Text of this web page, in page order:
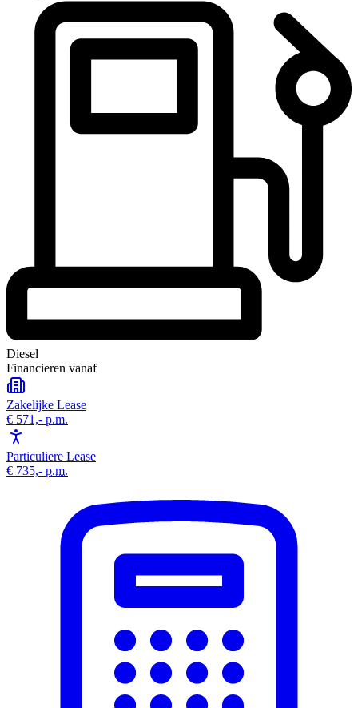
Diesel
Financieren vanaf
Zakelijke Lease
€ 571,- p.m.
Particuliere Lease
€ 735,- p.m.